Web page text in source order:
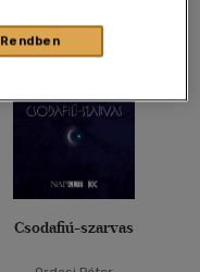
Csodafiú-szarvas
Rendben